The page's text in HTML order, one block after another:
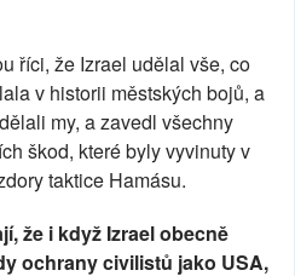
říci, že Izrael udělal vše, co
v historii městských bojů, a
my, a zavedl všechny
škod, které byly vyvinuty v
taktice Hamásu.
že i když Izrael obecně
ochrany civilistů jako USA,